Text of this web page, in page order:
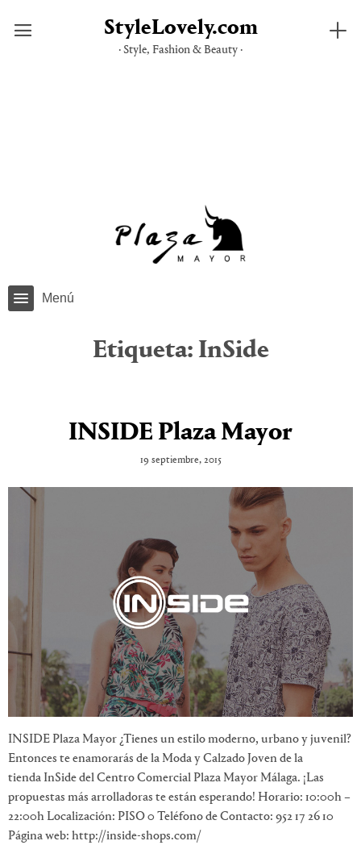
StyleLovely.com
· Style, Fashion & Beauty ·
Menú
Etiqueta: InSide
INSIDE Plaza Mayor
19 septiembre, 2015
INSIDE Plaza Mayor ¿Tienes un estilo moderno, urbano y juvenil?
Entonces te enamorarás de la Moda y Calzado Joven de la
tienda InSide del Centro Comercial Plaza Mayor Málaga. ¡Las
propuestas más arrolladoras te están esperando! Horario: 10:00h –
22:00h Localización: PISO 0 Teléfono de Contacto: 952 17 26 10
Página web: http://inside-shops.com/